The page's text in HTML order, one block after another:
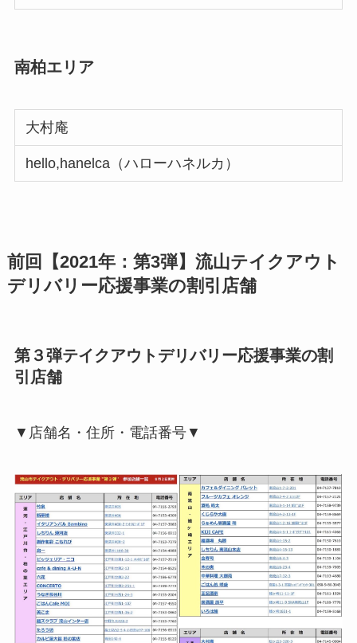
南柏エリア
大村庵
hello,hanelca（ハローハネルカ）
前回【2021年：第3弾】流山テイクアウト
デリバリー応援事業の割引店舗
第３弾テイクアウトデリバリー応援事業の割
引店舗
▼店舗名・住所・電話番号▼